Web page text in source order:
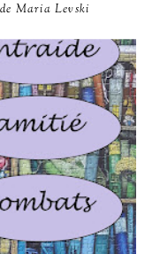
Maria Levski